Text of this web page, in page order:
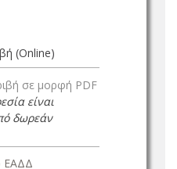
(Online)
σε μορφή PDF
είναι
δωρεάν
ΕΑΔΔ